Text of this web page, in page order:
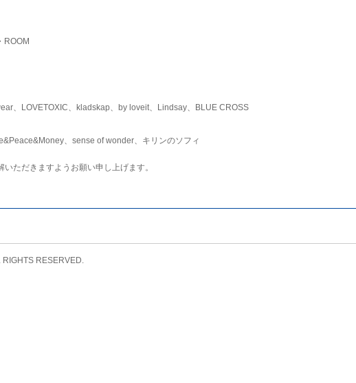
ROOM
、LOVETOXIC、kladskap、by loveit、Lindsay、BLUE CROSS
、sense of wonder、キリンのソフィ
ただきますようお願い申し上げます。